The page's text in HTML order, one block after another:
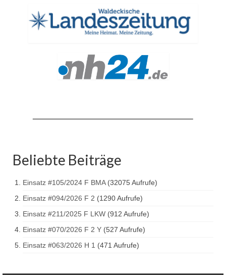
Hilfeleistungslöschgruppenfahrzeug HLF
20
Staffellöschfahrzeug StLF 20/25
Gerätewagen Logistik GW-L 2
Gerätewagen Gefahrgut GW-G
GDekonP-LKW
Kleinalarmfahrzeug KLAF
Beliebte Beiträge
Einsatz #105/2024 F BMA (32075 Aufrufe)
Einsatz #094/2026 F 2 (1290 Aufrufe)
Einsatz #211/2025 F LKW (912 Aufrufe)
Einsatz #070/2026 F 2 Y (527 Aufrufe)
Einsatz #063/2026 H 1 (471 Aufrufe)